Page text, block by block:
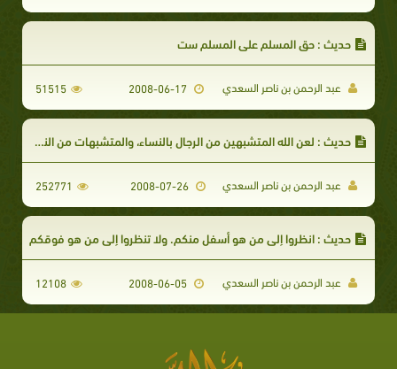
حديث : حق المسلم على المسلم ست
عبد الرحمن بن ناصر السعدي 51515
حديث : لعن الله المتشبهين من الرجال بالنساء، والمتشبهات من النساء بالرجال
عبد الرحمن بن ناصر السعدي 252771
حديث : انظروا إلى من هو أسفل منكم. ولا تنظروا إلى من هو فوقكم
عبد الرحمن بن ناصر السعدي 12108